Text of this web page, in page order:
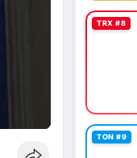
TRX #8
TON #9